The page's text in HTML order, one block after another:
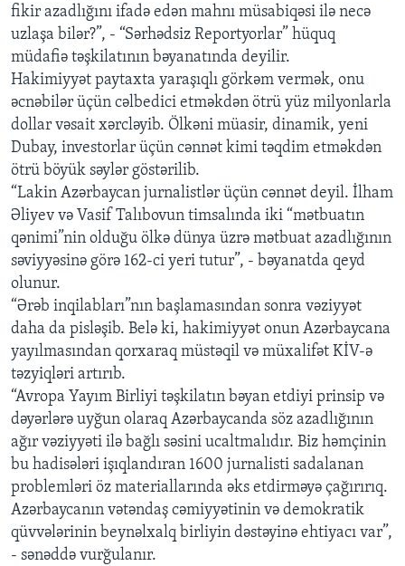
fikir azadlığını ifadə edən mahnı müsabiqəsi ilə necə
uzlaşa bilər?”, - “Sərhədsiz Reportyorlar” hüquq
müdafiə təşkilatının bəyanatında deyilir.
Hakimiyyət paytaxta yaraşıqlı görkəm vermək, onu
əcnəbilər üçün cəlbedici etməkdən ötrü yüz milyonlarla
dollar vəsait xərcləyib. Ölkəni müasir, dinamik, yeni
Dubay, investorlar üçün cənnət kimi təqdim etməkdən
ötrü böyük səylər göstərilib.
“Lakin Azərbaycan jurnalistlər üçün cənnət deyil. İlham
Əliyev və Vasif Talıbovun timsalında iki “mətbuatın
qənimi”nin olduğu ölkə dünya üzrə mətbuat azadlığının
səviyyəsinə görə 162-ci yeri tutur”, - bəyanatda qeyd
olunur.
“Ərəb inqilabları”nın başlamasından sonra vəziyyət
daha da pisləşib. Belə ki, hakimiyyət onun Azərbaycana
yayılmasından qorxaraq müstəqil və müxalifət KİV-ə
təzyiqləri artırıb.
“Avropa Yayım Birliyi təşkilatın bəyan etdiyi prinsip və
dəyərlərə uyğun olaraq Azərbaycanda söz azadlığının
ağır vəziyyəti ilə bağlı səsini ucaltmalıdır. Biz həmçinin
bu hadisələri işıqlandıran 1600 jurnalisti sadalanan
problemləri öz materiallarında əks etdirməyə çağırırıq.
Azərbaycanın vətəndaş cəmiyyətinin və demokratik
qüvvələrinin beynəlxalq birliyin dəstəyinə ehtiyacı var”,
- sənəddə vurğulanır.